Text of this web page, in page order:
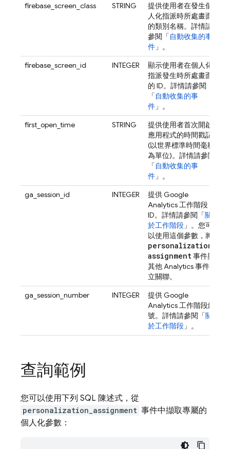
firebase_screen_class
STRING
提供使用者在發生個
人化指派時所處畫面
的類別名稱。詳情請
參閱「自動收集的事
件 」。
firebase_screen_id
INTEGER
顯示使用者在個人化
指派發生時所處畫面
的 ID。詳情請參閱
「自動收集的事
件 」。
first_open_time
STRING
提供使用者首次開啟
應用程式的時間戳記
(以世界標準時間毫秒
為單位)。詳情請參閱
「自動收集的事
件 」。
ga_session_id
INTEGER 提供Google
Analytics工作階段
ID。詳情請參閱「關
於工作階段 」。您可
以使用這個參數，將
personalization
assignment事件與
其他Analytics事件建
立關聯。
ga_session_number
INTEGER 提供Google
Analytics工作階段編
號。詳情請參閱「關
於工作階段 」。
查詢範例
您可以使用下列 SQL 陳述式，從
personalization_assignment 事件中擷取專屬的
個人化參數：